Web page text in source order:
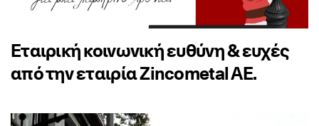
Εταιρική κοινωνική ευθύνη & ευχές
από την εταιρία Zincometal AE.